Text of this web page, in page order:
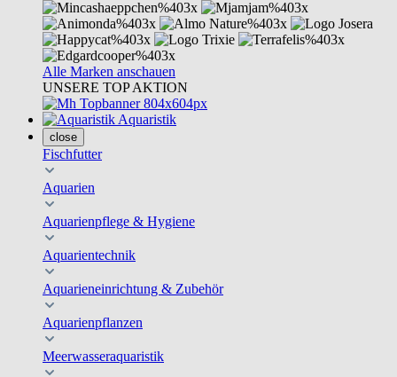
Alle Marken anschauen
UNSERE TOP AKTION
Aquaristik
close
Fischfutter
Aquarien
Aquarienpflege & Hygiene
Aquarientechnik
Aquarieneinrichtung & Zubehör
Aquarienpflanzen
Meerwasseraquaristik